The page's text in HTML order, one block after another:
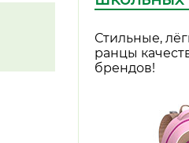
Стильные,
ранцы
брендов!